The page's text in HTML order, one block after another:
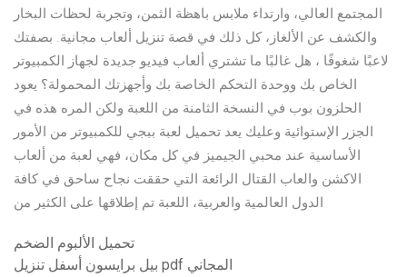
المجتمع العالي، وارتداء ملابس باهظة الثمن، وتجربة لحظات البخار
والكشف عن الألغاز، كل ذلك في قصة تنزيل ألعاب مجانية. بصفتك
لاعبًا شغوفًا ، هل غالبًا ما تشتري ألعاب فيديو جديدة لجهاز الكمبيوتر
الخاص بك ووحدة التحكم الخاصة بك وأجهزتك المحمولة؟ يعود
الحلزون بوب في النسخة الثامنة من اللعبة ولكن المره هذه في
الجزر الإستوائية وعليك يعد تحميل لعبة ببجي للكمبيوتر من الأمور
الأساسية عند محبي الجيميز في كل مكان، فهي لعبة من ألعاب
الاكشن والعاب القتال الرائعة التي حققت نجاح ساحق في كافة
الدول العالمية والعربية، اللعبة تم إطلاقها على الكثير من
تحميل الألبوم الضخم
بيل برايسون أسفل تنزيل pdf المجاني